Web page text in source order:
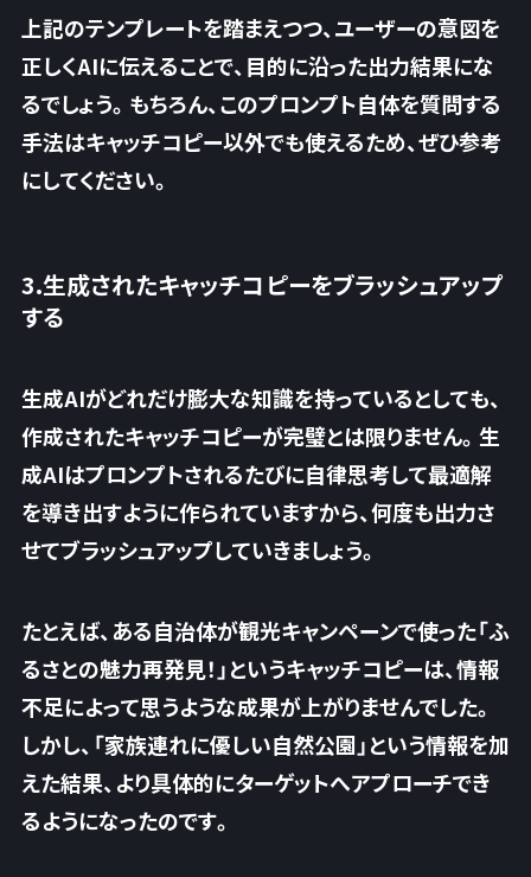
上記のテンプレートを踏まえつつ、ユーザーの意図を
正しくAIに伝えることで、目的に沿った出力結果にな
るでしょう。もちろん、このプロンプト自体を質問する
手法はキャッチコピー以外でも使えるため、ぜひ参考
にしてください。
3.生成されたキャッチコピーをブラッシュアップ
する
生成AIがどれだけ膨大な知識を持っているとしても、
作成されたキャッチコピーが完璧とは限りません。生
成AIはプロンプトされるたびに自律思考して最適解
を導き出すように作られていますから、何度も出力さ
せてブラッシュアップしていきましょう。
たとえば、ある自治体が観光キャンペーンで使った「ふ
るさとの魅力再発見！」というキャッチコピーは、情報
不足によって思うような成果が上がりませんでした。
しかし、「家族連れに優しい自然公園」という情報を加
えた結果、より具体的にターゲットへアプローチでき
るようになったのです。